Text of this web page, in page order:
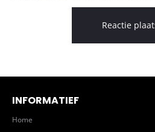
INFORMATIEF
Home